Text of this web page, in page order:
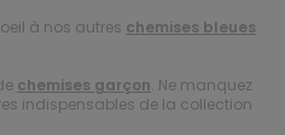
à nos autres chemises bleues
chemises garçon. Ne manquez
indispensables de la collection